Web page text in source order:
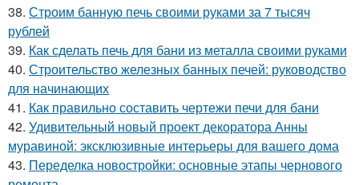
38. Строим банную печь своими руками за 7 тысяч
рублей
39. Как сделать печь для бани из металла своими руками
40. Строительство железных банных печей: руководство
для начинающих
41. Как правильно составить чертежи печи для бани
42. Удивительный новый проект декоратора Анны
муравиной: эксклюзивные интерьеры для вашего дома
43. Переделка новостройки: основные этапы чернового